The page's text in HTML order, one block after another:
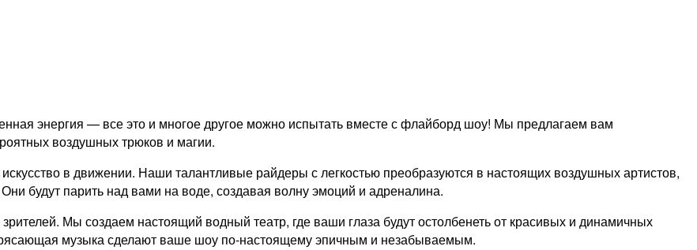
энергия — все это и многое другое можно испытать вместе с флайборд шоу! Мы предлагаем вам
воздушных трюков и магии.
в движении. Наши талантливые райдеры с легкостью преобразуются в настоящих воздушных артистов,
будут парить над вами на воде, создавая волну эмоций и адреналина.
Мы создаем настоящий водный театр, где ваши глаза будут остолбенеть от красивых и динамичных
музыка сделают ваше шоу по-настоящему эпичным и незабываемым.